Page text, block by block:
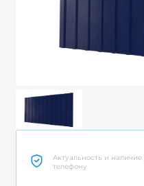
Актуальность и наличие
телефону